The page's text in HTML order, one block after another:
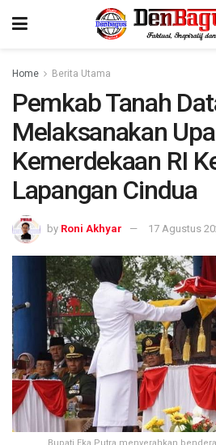
Home Berita Utama
Pemkab Tanah
Melaksanakan
Kemerdekaan RI
Lapangan Cindua
by Roni Akhyar 17 Agustus
Bupati Eka Putra menyerahkan